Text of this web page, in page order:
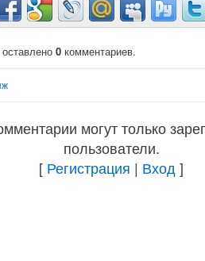
0 комментариев.
могут только
пользователи.
[ Регистрация | Вход ]